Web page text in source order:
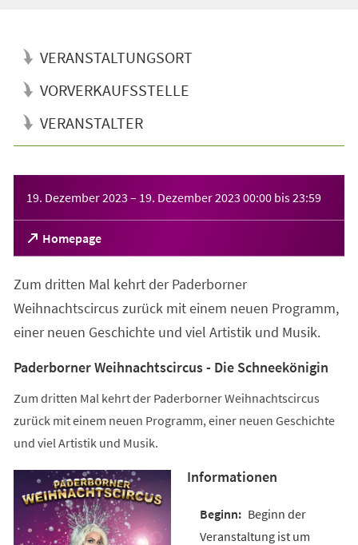
VERANSTALTUNGSORT
VORVERKAUFSSTELLE
VERANSTALTER
19. Dezember 2023 – 19. Dezember 2023 00:00 bis23:59
Homepage
(Öffnet
in
neuen
Tab)
Zum dritten Mal kehrt der Paderborner
Weihnachtscircus zurück mit einem neuen Programm,
einer neuen Geschichte und viel Artistik und Musik.
Paderborner Weihnachtscircus - Die Schneekönigin
Zum dritten Mal kehrt der Paderborner Weihnachtscircus
zurück mit einem neuen Programm, einer neuen Geschichte
und viel Artistik und Musik.
Informationen
Beginn der
Veranstaltung ist um